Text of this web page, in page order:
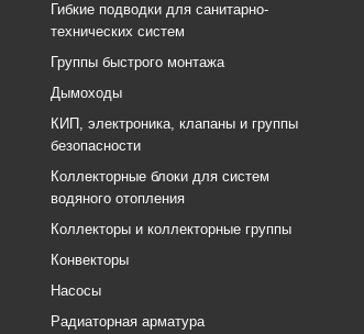
Гибкие подводки для санитарно-
технических систем
Группы быстрого монтажа
Дымоходы
КИП, электроника, клапаны и группы
безопасности
Коллекторные блоки для систем
водяного отопления
Коллекторы и коллекторные группы
Конвекторы
Насосы
Радиаторная арматура